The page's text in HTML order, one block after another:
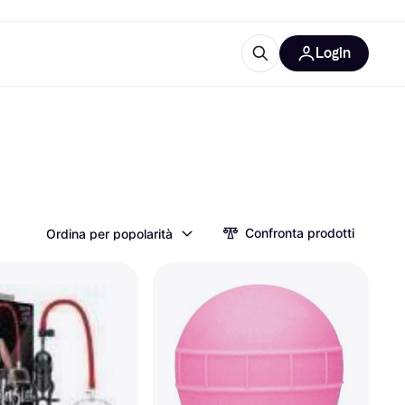
Login
Ordina per popolarità Confronta prodotti